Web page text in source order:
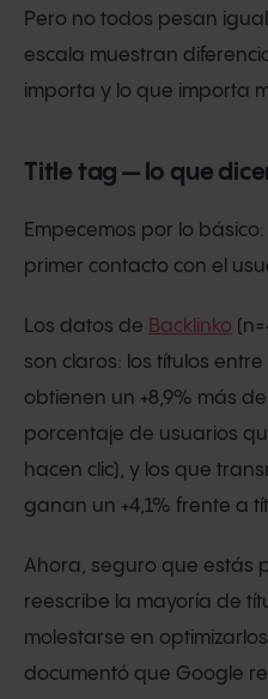
Pero no todos pesan
escala muestran
importa y lo que importa
Title tag — lo que
Empecemos por lo
primer contacto con el
Los datos de Backlinko
son claros: los títulos
obtienen un +8,9% más de
porcentaje de usuarios
hacen clic), y los que
ganan un +4,1% frente a
Ahora, seguro que estás
reescribe la mayoría de
molestarse en
documentó que Google